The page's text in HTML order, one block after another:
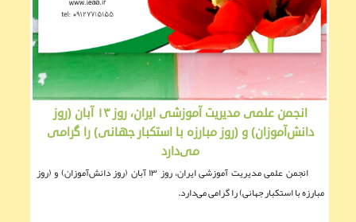
انجمن علمی مدیریت آموزشی ایران، روز ۱۳ آبان (روز
دانش‌آموزان) و (روز مبارزه با استکبار جهانی) را گرامی
می‌دارد
انجمن علمی مدیریت آموزشی ایران، روز ۱۳ آبان (روز دانش‌آموزان) و (روز
مبارزه با استکبار جهانی) را گرامی می‌دارد.